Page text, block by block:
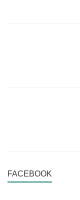
FACEBOOK